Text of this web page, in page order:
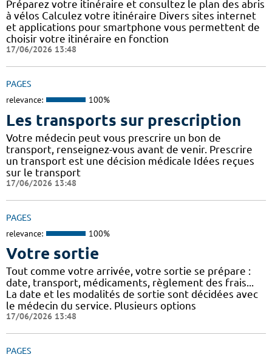
Préparez votre itinéraire et consultez le plan des abris
à vélos Calculez votre itinéraire Divers sites internet
et applications pour smartphone vous permettent de
choisir votre itinéraire en fonction
17/06/2026 13:48
PAGES
relevance: 100%
Les transports sur prescription
Votre médecin peut vous prescrire un bon de
transport, renseignez-vous avant de venir. Prescrire
un transport est une décision médicale Idées reçues
sur le transport
17/06/2026 13:48
PAGES
relevance: 100%
Votre sortie
Tout comme votre arrivée, votre sortie se prépare :
date, transport, médicaments, règlement des frais...
La date et les modalités de sortie sont décidées avec
le médecin du service. Plusieurs options
17/06/2026 13:48
PAGES